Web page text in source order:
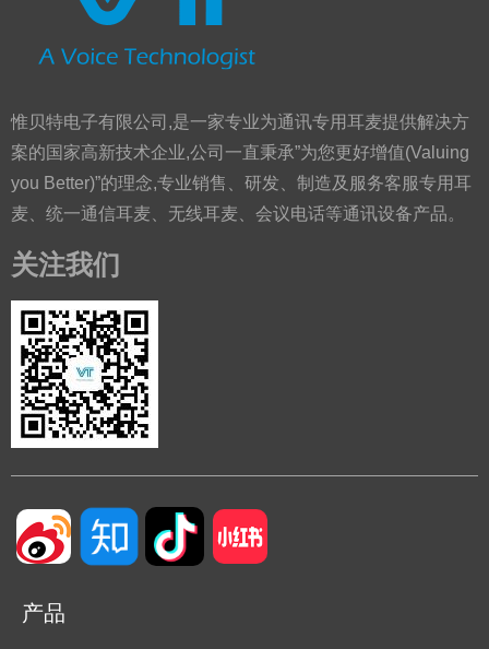
惟贝特电子有限公司,是一家专业为通讯专用耳麦提供解决方
案的国家高新技术企业,公司一直秉承”为您更好增值(Valuing
you Better)”的理念,专业销售、研发、制造及服务客服专用耳
麦、统一通信耳麦、无线耳麦、会议电话等通讯设备产品。
关注我们
产品